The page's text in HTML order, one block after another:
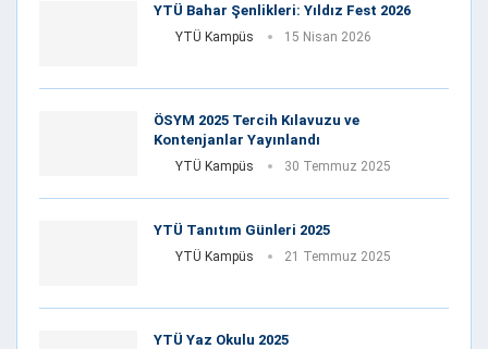
YTÜ Bahar Şenlikleri: Yıldız Fest 2026
YTÜ Kampüs 15 Nisan 2026
ÖSYM 2025 Tercih Kılavuzu ve
Kontenjanlar Yayınlandı
YTÜ Kampüs 30 Temmuz 2025
YTÜ Tanıtım Günleri 2025
YTÜ Kampüs 21 Temmuz 2025
YTÜ Yaz Okulu 2025